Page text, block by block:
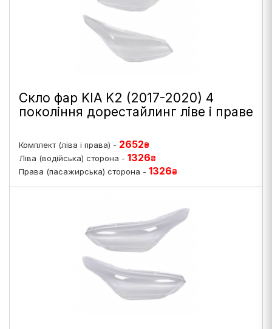
Скло фар KIA K2 (2017-2020) 4
покоління дорестайлинг ліве і праве
Комплект (ліва і права) - 2652₴
Ліва (водійська) сторона - 1326₴
Права (пасажирська) сторона - 1326₴